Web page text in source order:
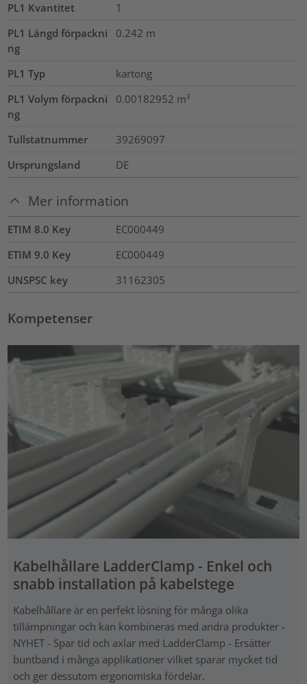
PL1 Kvantitet
1
PL1 Längd förpackni
ng
0.242 m
PL1 Typ
kartong
PL1 Volym förpackni
ng
0.00182952 m³
Tullstatnummer
39269097
Ursprungsland
DE
Mer information
ETIM 8.0 Key
EC000449
ETIM 9.0 Key
EC000449
UNSPSC key
31162305
Kompetenser
Kabelhållare LadderClamp - Enkel och
snabb installation på kabelstege
Kabelhållare är en perfekt lösning för många olika
tillämpningar och kan kombineras med andra produkter -
NYHET - Spar tid och axlar med LadderClamp - Ersätter
buntband i många applikationer vilket sparar mycket tid
och ger dessutom ergonomiska fördelar.